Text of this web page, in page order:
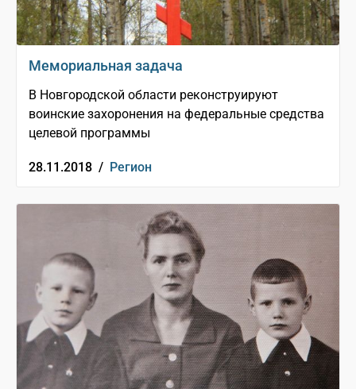
Мемориальная задача
В Новгородской области реконструируют
воинские захоронения на федеральные средства
целевой программы
28.11.2018 / Регион